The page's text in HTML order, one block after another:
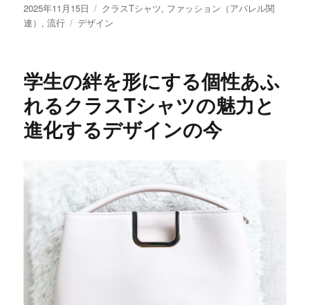
投
稿
2025年11月15日
カ
テ
クラスTシャツ, ファッション（アパレル関
連） ,流行
タ
デザイン
学生の絆を形にする個性あふ
れるクラスTシャツの魅力と
進化するデザインの今